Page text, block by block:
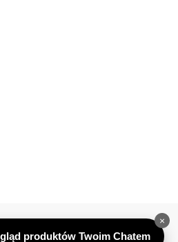
×
produktów Twoim Chatem